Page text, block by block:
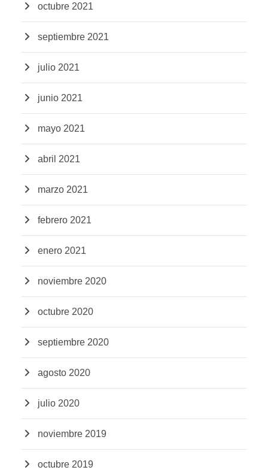
octubre 2021
septiembre 2021
julio 2021
junio 2021
mayo 2021
abril 2021
marzo 2021
febrero 2021
enero 2021
noviembre 2020
octubre 2020
septiembre 2020
agosto 2020
julio 2020
noviembre 2019
octubre 2019